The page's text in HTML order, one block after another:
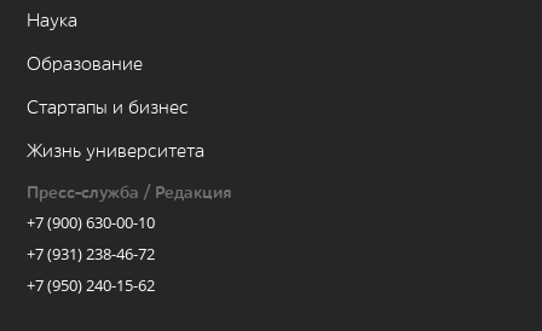
Наука
Образование
Стартапы и бизнес
Жизнь университета
Пресс-служба / Редакция
+7 (900) 630-00-10
+7 (931) 238-46-72
+7 (950) 240-15-62